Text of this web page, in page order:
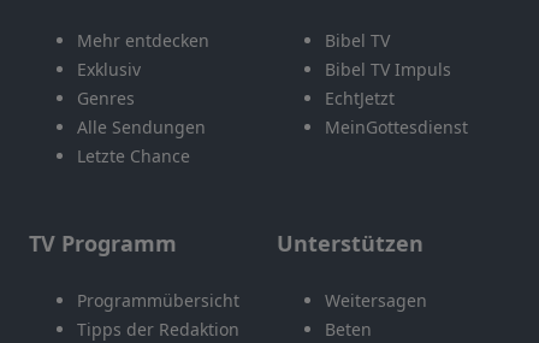
Mehr entdecken
Exklusiv
Genres
Alle Sendungen
Letzte Chance
Bibel TV
Bibel TV Impuls
EchtJetzt
MeinGottesdienst
TV Programm
Programmübersicht
Tipps der Redaktion
Unterstützen
Weitersagen
Beten